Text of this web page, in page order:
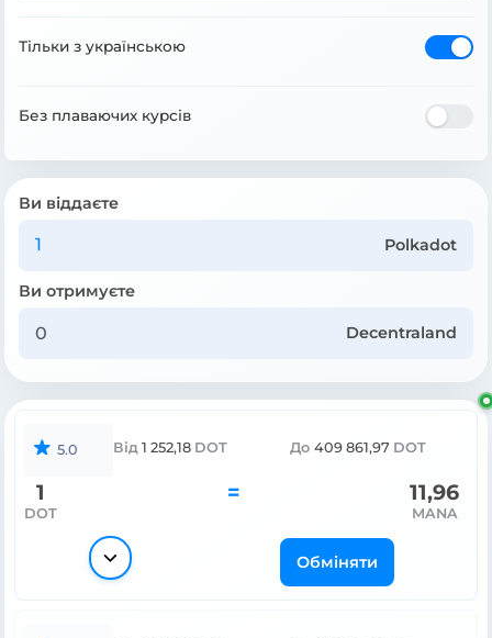
Тільки з українською
Без плаваючих курсів
Ви віддаєте
Polkadot
Ви отримуєте
Decentraland
5.0 Від 1 252,18 DOT До 409 861,97 DOT
1
DOT
= 11,96
MANA
Обміняти